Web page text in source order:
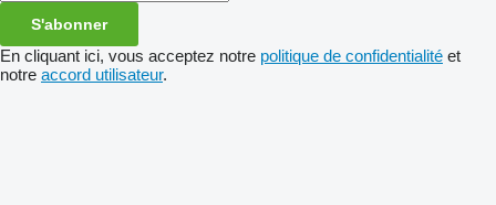
S'abonner
En cliquant ici, vous acceptez notre politique de confidentialité et
notre accord utilisateur.